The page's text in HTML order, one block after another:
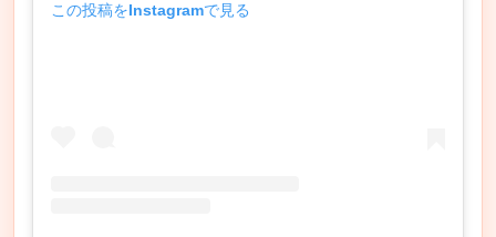
この投稿をInstagramで見る